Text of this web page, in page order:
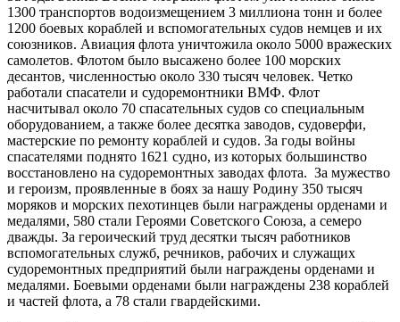
1300 транспортов водоизмещением 3 миллиона тонн и более
1200 боевых кораблей и вспомогательных судов немцев и их
союзников. Авиация флота уничтожила около 5000 вражеских
самолетов. Флотом было высажено более 100 морских
десантов, численностью около 330 тысяч человек. Четко
работали спасатели и судоремонтники ВМФ. Флот
насчитывал около 70 спасательных судов со специальным
оборудованием, а также более десятка заводов, судоверфи,
мастерские по ремонту кораблей и судов. За годы войны
спасателями поднято 1621 судно, из которых большинство
восстановлено на судоремонтных заводах флота. За мужество
и героизм, проявленные в боях за нашу Родину 350 тысяч
моряков и морских пехотинцев были награждены орденами и
медалями, 580 стали Героями Советского Союза, а семеро
дважды. За героический труд десятки тысяч работников
вспомогательных служб, речников, рабочих и служащих
судоремонтных предприятий были награждены орденами и
медалями. Боевыми орденами были награждены 238 кораблей
и частей флота, а 78 стали гвардейскими.